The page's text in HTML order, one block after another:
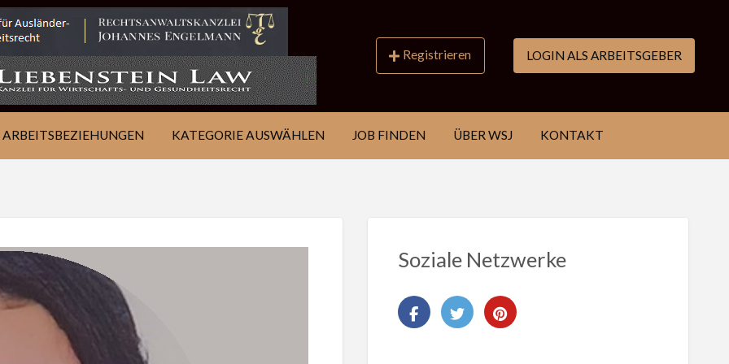
JOB
FINDEN
ÜBER
WSJ
KONTAKT
Registrieren LOGIN ALS ARBEITSGEBER
ARBEITSBEZIEHUNGEN KATEGORIE AUSWÄHLEN JOB FINDEN ÜBER WSJ KONTAKT
Soziale Netzwerke